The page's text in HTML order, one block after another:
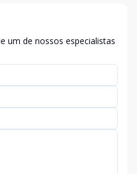
um de nossos especialistas